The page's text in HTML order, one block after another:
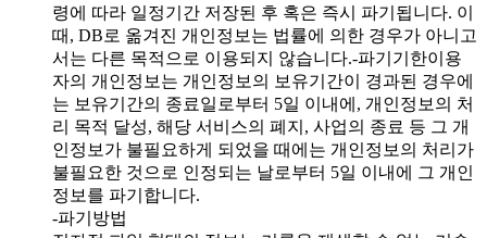
령에 따라 일정기간 저장된 후 혹은 즉시 파기됩니다. 이
때, DB로 옮겨진 개인정보는 법률에 의한 경우가 아니고
서는 다른 목적으로 이용되지 않습니다.-파기기한이용
자의 개인정보는 개인정보의 보유기간이 경과된 경우에
는 보유기간의 종료일로부터 5일 이내에, 개인정보의 처
리 목적 달성, 해당 서비스의 폐지, 사업의 종료 등 그 개
인정보가 불필요하게 되었을 때에는 개인정보의 처리가
불필요한 것으로 인정되는 날로부터 5일 이내에 그 개인
정보를 파기합니다.
-파기방법